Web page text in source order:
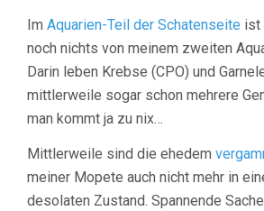
Im Aquarien-Teil der Schatenseite ist
noch nichts von meinem zweiten
Darin leben Krebse (CPO) und
mittlerweile sogar schon mehrere
man kommt ja zu nix…
Mittlerweile sind die ehedem
meiner Mopete auch nicht mehr in
desolaten Zustand. Spannende